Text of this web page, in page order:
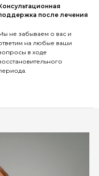
после лечения
не забываем о вас и
на любые ваши
в ходе